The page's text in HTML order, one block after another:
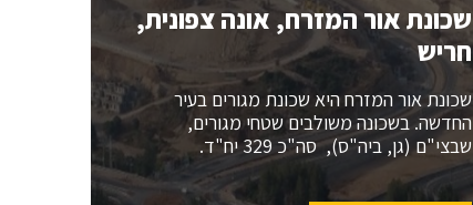
שכונת אור המזרח, אונה צפונית,
חריש
שכונת אור המזרח היא שכונת מגורים בעיר
החדשה. בשכונה משולבים שטחי מגורים,
שבצי"ם (גן, ביה"ס), סה"כ 329 יח"ד.